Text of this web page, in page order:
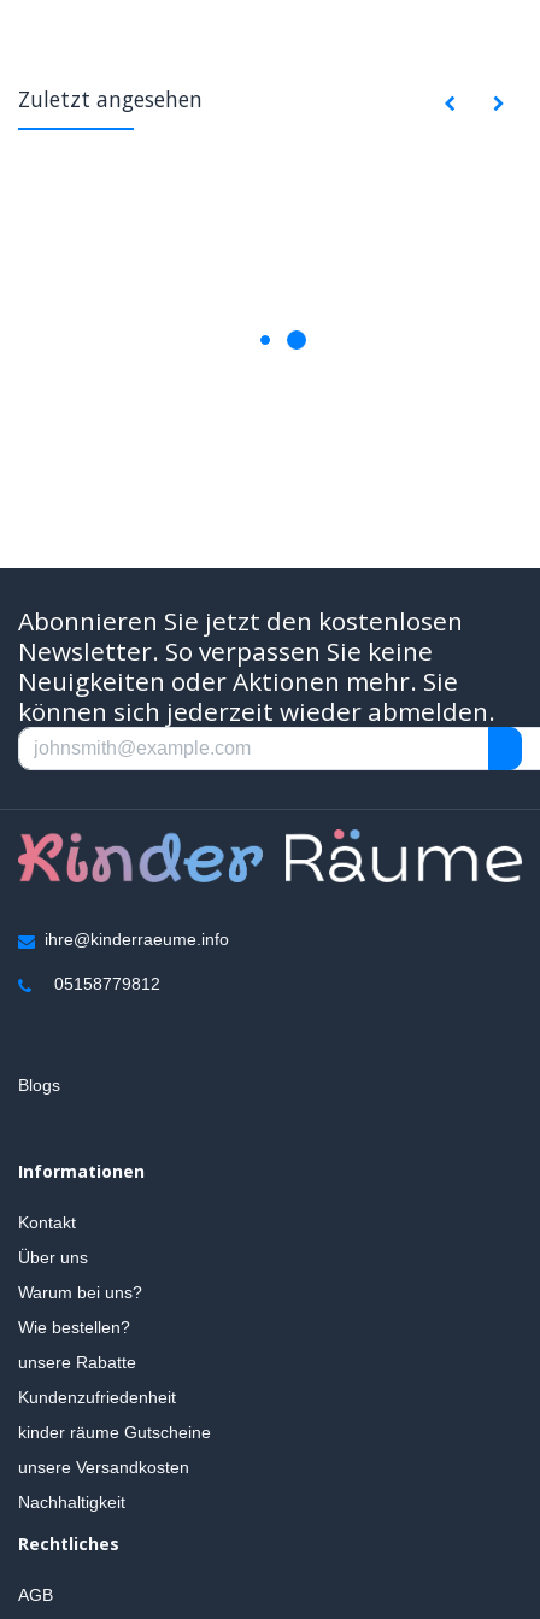
Zuletzt angesehen
Abonnieren Sie jetzt den kostenlosen
Newsletter. So verpassen Sie keine
Neuigkeiten oder Aktionen mehr. Sie
können sich jederzeit wieder abmelden.
ihre@kinderraeume.info
05158779812
Blogs
Informationen
Kontakt
Über uns
Warum bei uns?
Wie bestellen?
unsere Rabatte
Kundenzufriedenheit
kinder räume Gutscheine
unsere Versandkosten
Nachhaltigkeit
Rechtliches
AGB